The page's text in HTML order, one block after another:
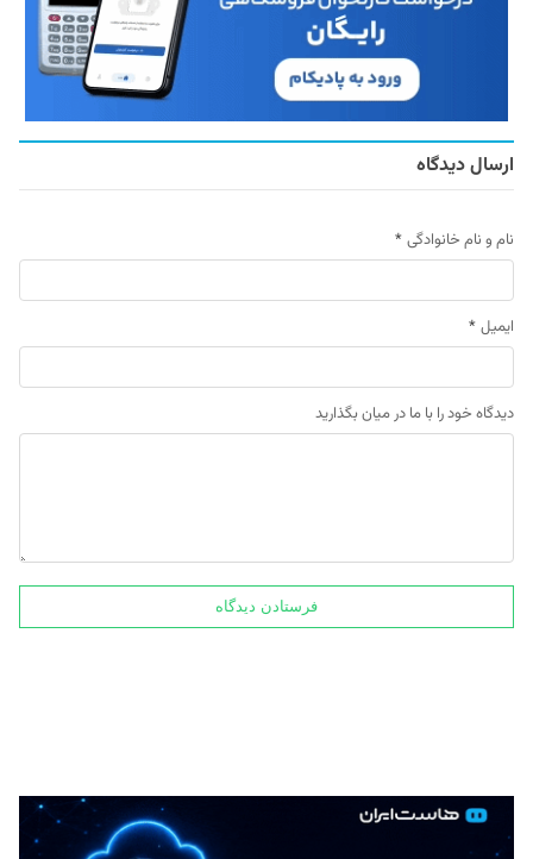
ارسال دیدگاه
نام و نام خانوادگی *
ایمیل *
دیدگاه خود را با ما در میان بگذارید